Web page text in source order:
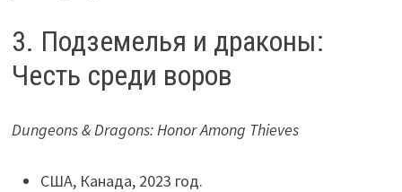
3. Подземелья и драконы:
Честь среди воров
Dungeons & Dragons: Honor Among Thieves
США, Канада, 2023 год.